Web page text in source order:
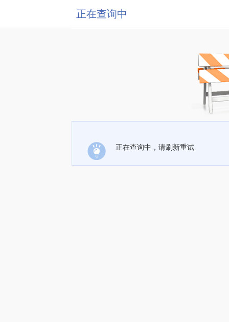
正在查询中
正在查询中，请刷新重试